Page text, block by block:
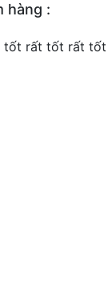
hàng :
tốt rất tốt rất